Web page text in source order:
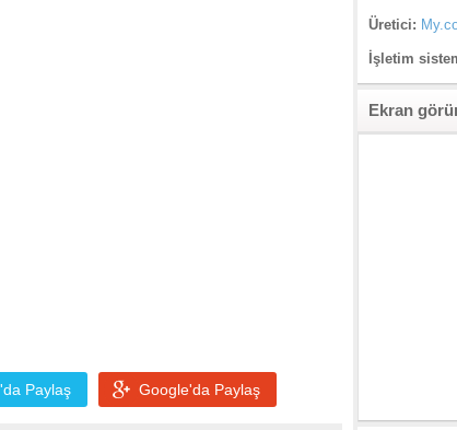
Paylaş Google'da Paylaş
Üretici:
İşletim
Ekran